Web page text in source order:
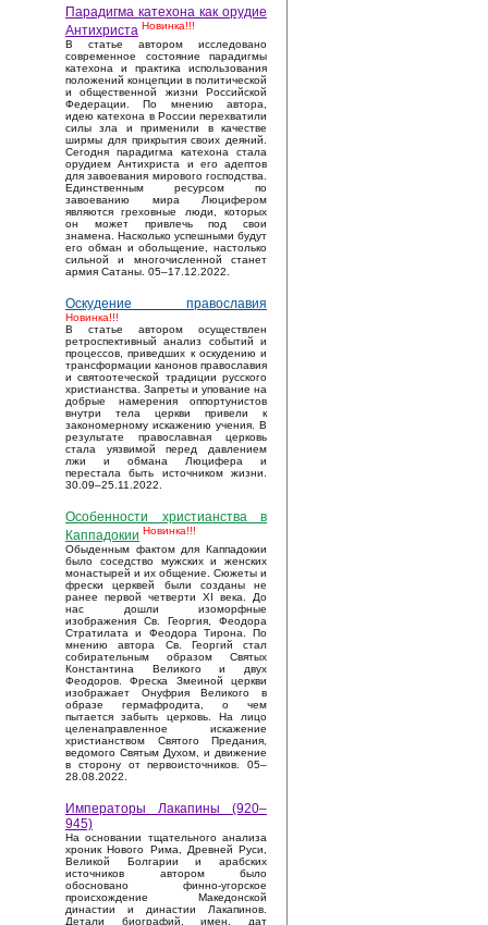
Парадигма катехона как орудие
Антихриста Новинка!!!
В статье автором исследовано
современное состояние парадигмы
катехона и практика использования
положений концепции в политической
и общественной жизни Российской
Федерации. По мнению автора,
идею катехона в России перехватили
силы зла и применили в качестве
ширмы для прикрытия своих деяний.
Сегодня парадигма катехона стала
орудием Антихриста и его адептов
для завоевания мирового господства.
Единственным ресурсом по
завоеванию мира Люцифером
являются греховные люди, которых
он может привлечь под свои
знамена. Насколько успешными будут
его обман и обольщение, настолько
сильной и многочисленной станет
армия Сатаны. 05–17.12.2022.
Оскудение православия
Новинка!!!
В статье автором осуществлен
ретроспективный анализ событий и
процессов, приведших к оскудению и
трансформации канонов православия
и святоотеческой традиции русского
христианства. Запреты и упование на
добрые намерения оппортунистов
внутри тела церкви привели к
закономерному искажению учения. В
результате православная церковь
стала уязвимой перед давлением
лжи и обмана Люцифера и
перестала быть источником жизни.
30.09–25.11.2022.
Особенности христианства в
Каппадокии Новинка!!!
Обыденным фактом для Каппадокии
было соседство мужских и женских
монастырей и их общение. Сюжеты и
фрески церквей были созданы не
ранее первой четверти XI века. До
нас дошли изоморфные
изображения Св. Георгия, Феодора
Стратилата и Феодора Тирона. По
мнению автора Св. Георгий стал
собирательным образом Святых
Константина Великого и двух
Феодоров. Фреска Змеиной церкви
изображает Онуфрия Великого в
образе гермафродита, о чем
пытается забыть церковь. На лицо
целенаправленное искажение
христианством Святого Предания,
ведомого Святым Духом, и движение
в сторону от первоисточников. 05–
28.08.2022.
Императоры Лакапины (920–
945)
На основании тщательного анализа
хроник Нового Рима, Древней Руси,
Великой Болгарии и арабских
источников автором было
обосновано финно-угорское
происхождение Македонской
династии и династии Лакапинов.
Детали биографий, имен, дат